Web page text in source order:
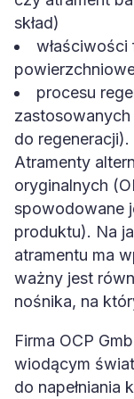
skład)
procesu
zastosowanych
do regeneracji).
Atramenty
oryginalnych
spowodowane
produktu). Na
atramentu ma
ważny jest
nośnika, na
Firma OCP
wiodącym
do napełniania